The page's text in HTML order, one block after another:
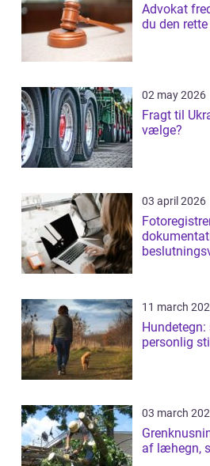
Advokat fredericia
du den
02 may 2026
Fragt til
vælge?
03 april 2026
11 march
Hundetegn:
personlig
03 march
af læhegn,